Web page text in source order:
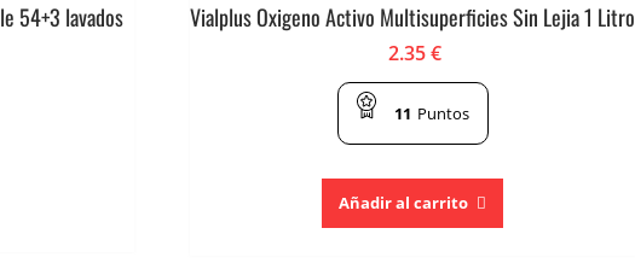
54+3 lavados Vialplus Oxigeno Activo Multisuperficies Sin Lejia 1 Litro
2.35€
11 Puntos
Añadir al carrito